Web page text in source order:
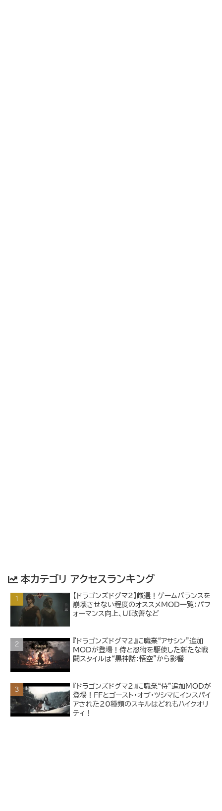
本カテゴリ アクセスランキング
【ドラゴンズドグマ2】厳選！ゲームバランスを
崩壊させない程度のオススメMOD一覧：パフ
ォーマンス向上、UI改善など
『ドラゴンズドグマ2』に職業“アサシン”追加
MODが登場！侍と忍術を駆使した新たな戦
闘スタイルは“黒神話：悟空”から影響
『ドラゴンズドグマ2』に職業“侍”追加MODが
登場！FFとゴースト・オブ・ツシマにインスパイ
アされた20種類のスキルはどれもハイクオリ
ティ！